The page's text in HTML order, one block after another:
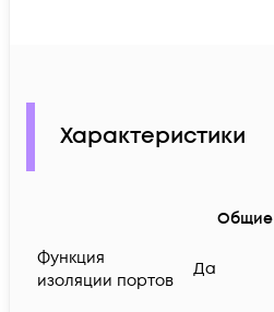
Характеристики
Общие
Функция
изоляции портов
Да